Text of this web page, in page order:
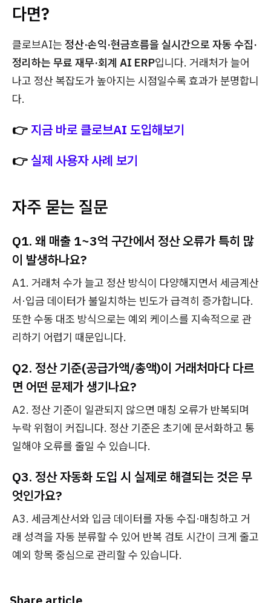
다면?
클로브AI는 정산·손익·현금흐름을 실시간으로 자동 수집·
정리하는 무료 재무·회계 AI ERP입니다. 거래처가 늘어
나고 정산 복잡도가 높아지는 시점일수록 효과가 분명합니
다.
👉지금 바로 클로브AI 도입해보기
👉실제 사용자 사례 보기
자주 묻는 질문
Q1. 왜 매출 1~3억 구간에서 정산 오류가 특히 많
이 발생하나요?
A1. 거래처 수가 늘고 정산 방식이 다양해지면서 세금계산
서·입금 데이터가 불일치하는 빈도가 급격히 증가합니다.
또한 수동 대조 방식으로는 예외 케이스를 지속적으로 관
리하기 어렵기 때문입니다.
Q2. 정산 기준(공급가액/총액)이 거래처마다 다르
면 어떤 문제가 생기나요?
A2. 정산 기준이 일관되지 않으면 매칭 오류가 반복되며
누락 위험이 커집니다. 정산 기준은 초기에 문서화하고 통
일해야 오류를 줄일 수 있습니다.
Q3. 정산 자동화 도입 시 실제로 해결되는 것은 무
엇인가요?
A3. 세금계산서와 입금 데이터를 자동 수집·매칭하고 거
래 성격을 자동 분류할 수 있어 반복 검토 시간이 크게 줄고
예외 항목 중심으로 관리할 수 있습니다.